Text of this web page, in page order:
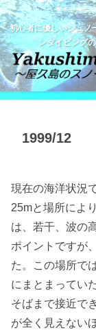
初心者に優しいシュノ
ンダイビング
1999/12
現在の海洋状況
25mと場所によ
は、若干、波の
ポイントですが
た。この場所で
にまとまってい
そばまで接近で
が全く見えない